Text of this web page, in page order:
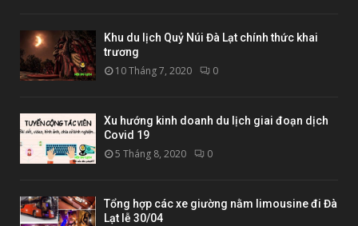
Khu du lịch Quỷ Núi Đà Lạt chính thức khai
trương
10 Tháng 7, 2020 0
Xu hướng kinh doanh du lịch giai đoạn dịch
Covid 19
5 Tháng 8, 2020 0
Tổng hợp các xe giường nằm limousine đi Đà
Lạt lễ 30/04